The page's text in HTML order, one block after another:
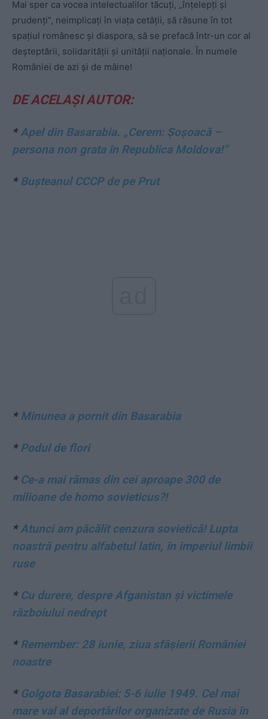
Mai sper ca vocea intelectualilor tăcuți, „înțelepți și
prudenți”, neimplicați în viața cetății, să răsune în tot
spațiul românesc și diaspora, să se prefacă într-un cor al
deșteptării, solidarității și unității naționale. În numele
României de azi și de mâine!
DE ACELAȘI AUTOR:
*Apel din Basarabia. „Cerem: Șoșoacă –
persona non grata în Republica Moldova!”
*Bușteanul CCCP de pe Prut
*Minunea a pornit din Basarabia
*Podul de flori
* Ce-a mai rămas din cei aproape 300 de
milioane de homo sovieticus?!
*Atunci am păcălit cenzura sovietică! Lupta
noastră pentru alfabetul latin, în imperiul limbii
ruse
* Cu durere, despre Afganistan și victimele
războiului nedrept
*Remember: 28 iunie, ziua sfâșierii României
noastre
* Golgota Basarabiei: 5-6 iulie 1949. Cel mai
mare val al deportărilor organizate de Rusia în